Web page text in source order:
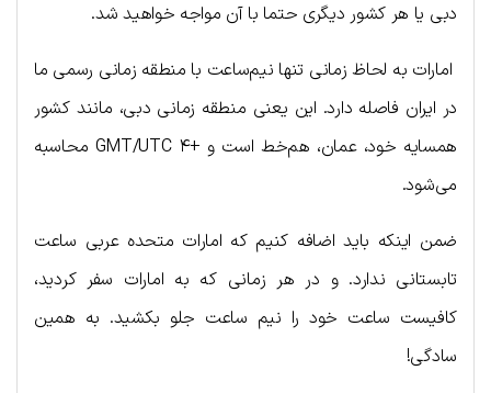
دبی یا هر کشور دیگری حتما با آن مواجه خواهید شد.
امارات به لحاظ زمانی تنها نیم‌ساعت با منطقه زمانی رسمی ما
در ایران فاصله دارد. این یعنی منطقه زمانی دبی، مانند کشور
همسایه خود، عمان، هم‌خط است و +۴ GMT/UTC محاسبه
می‌شود.
ضمن اینکه باید اضافه کنیم که امارات متحده عربی ساعت
تابستانی ندارد. و در هر زمانی که به امارات سفر کردید،
کافیست ساعت خود را نیم ساعت جلو بکشید. به همین
سادگی!